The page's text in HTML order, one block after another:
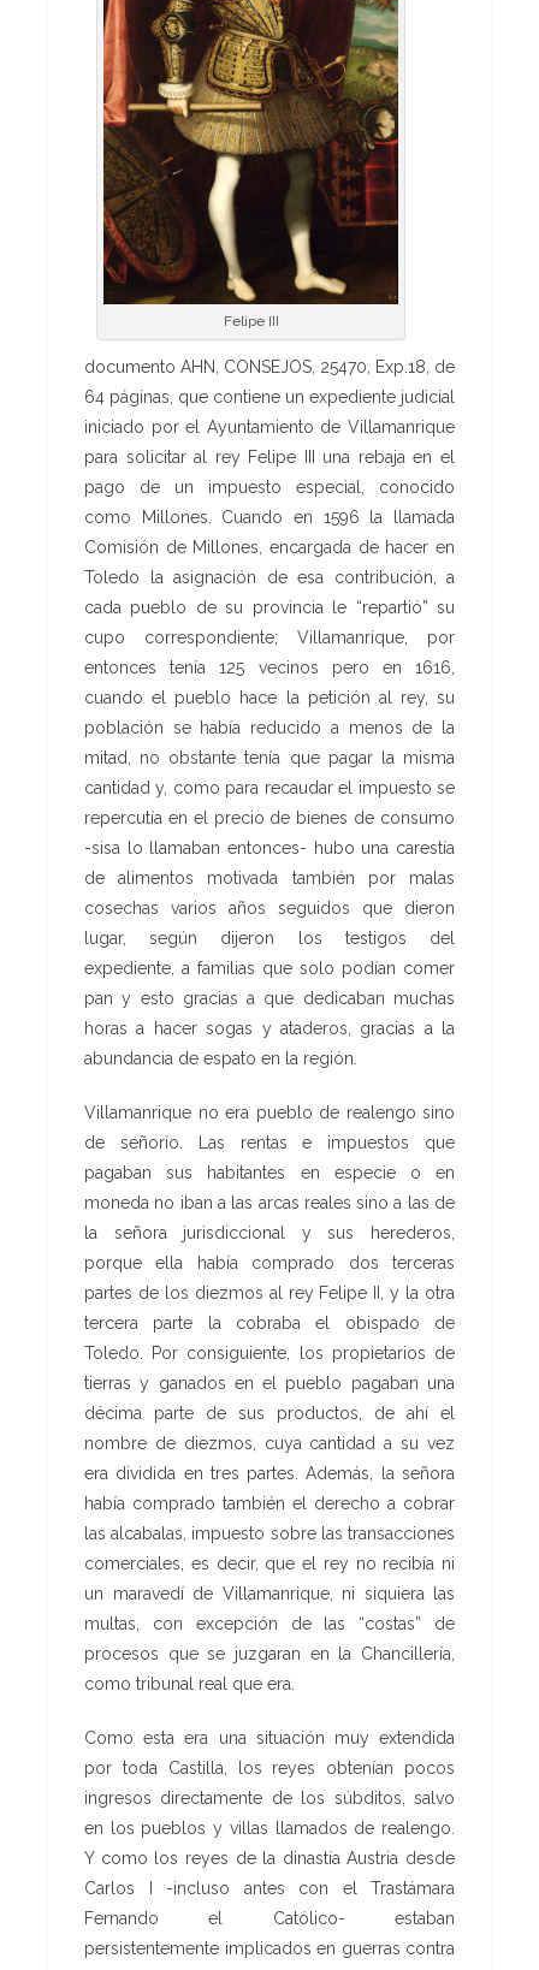
Felipe III
documento AHN, CONSEJOS, 25470, Exp.18, de
64 páginas, que contiene un expediente judicial
iniciado por el Ayuntamiento de Villamanrique
para solicitar al rey Felipe III una rebaja en el
pago de un impuesto especial, conocido
como Millones. Cuando en 1596 la llamada
Comisión de Millones, encargada de hacer en
Toledo la asignación de esa contribución, a
cada pueblo de su provincia le “repartió” su
cupo correspondiente; Villamanrique, por
entonces tenía 125 vecinos pero en 1616,
cuando el pueblo hace la petición al rey, su
población se había reducido a menos de la
mitad, no obstante tenía que pagar la misma
cantidad y, como para recaudar el impuesto se
repercutía en el precio de bienes de consumo
-sisa lo llamaban entonces- hubo una carestía
de alimentos motivada también por malas
cosechas varios años seguidos que dieron
lugar, según dijeron los testigos del
expediente, a familias que solo podían comer
pan y esto gracias a que dedicaban muchas
horas a hacer sogas y ataderos, gracias a la
abundancia de espato en la región.
Villamanrique no era pueblo de realengo sino
de señorío. Las rentas e impuestos que
pagaban sus habitantes en especie o en
moneda no iban a las arcas reales sino a las de
la señora jurisdiccional y sus herederos,
porque ella había comprado dos terceras
partes de los diezmos al rey Felipe II, y la otra
tercera parte la cobraba el obispado de
Toledo. Por consiguiente, los propietarios de
tierras y ganados en el pueblo pagaban una
décima parte de sus productos, de ahí el
nombre de diezmos, cuya cantidad a su vez
era dividida en tres partes. Además, la señora
había comprado también el derecho a cobrar
las alcabalas, impuesto sobre las transacciones
comerciales, es decir, que el rey no recibía ni
un maravedí de Villamanrique, ni siquiera las
multas, con excepción de las “costas” de
procesos que se juzgaran en la Chancillería,
como tribunal real que era.
Como esta era una situación muy extendida
por toda Castilla, los reyes obtenían pocos
ingresos directamente de los súbditos, salvo
en los pueblos y villas llamados de realengo.
Y como los reyes de la dinastía Austria desde
Carlos I -incluso antes con el Trastámara
Fernando el Católico- estaban
persistentemente implicados en guerras contra